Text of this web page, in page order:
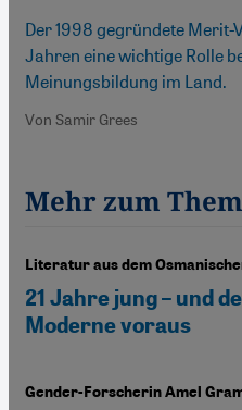
Der 1998 gegründete
Jahren eine wichtige Rolle
Meinungsbildung im Land.
Von Samir Grees
Mehr zum
Literatur aus dem
21 Jahre jung – und
Moderne voraus
Gender-Forscherin Amel